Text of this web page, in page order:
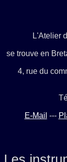
L'Atelier
se trouve en
4, rue du
E-Mail ---